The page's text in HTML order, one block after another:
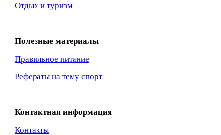
Отдых и туризм
Полезные материалы
Правильное питание
Рефераты на тему спорт
Контактная информация
Контакты